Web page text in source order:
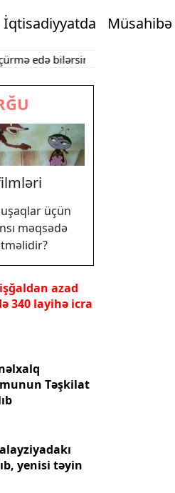
İqtisadiyyatda Müsahibə
bilərsiniz" Bakının
üçün
məqsədə
azad
340 layihə icra
Təşkilat
yenisi təyin